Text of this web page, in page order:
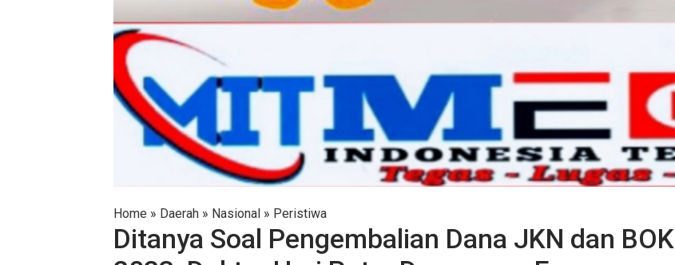
Home » Daerah » Nasional » Peristiwa
Ditanya Soal Pengembalian Dana JKN dan BOK